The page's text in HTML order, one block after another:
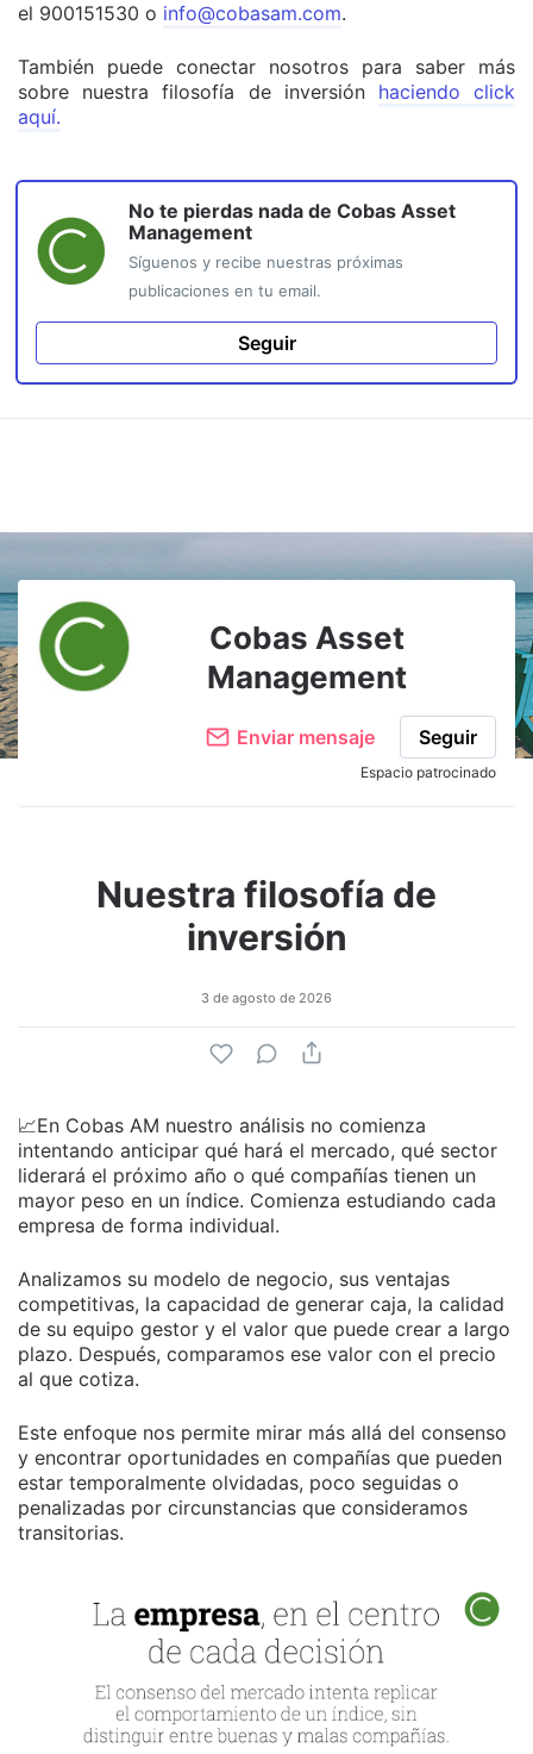
el 900151530 o info@cobasam.com.
También puede conectar nosotros para saber más
sobre nuestra filosofía de inversión haciendo click
aquí.
No te pierdas nada de Cobas Asset
Management
Síguenos y recibe nuestras próximas
publicaciones en tu email.
Seguir
Cobas Asset
Management
Enviar mensaje Seguir
Espacio patrocinado
Nuestra filosofía de
inversión
3 de agosto de 2026
📈En Cobas AM nuestro análisis no comienza
intentando anticipar qué hará el mercado, qué sector
liderará el próximo año o qué compañías tienen un
mayor peso en un índice. Comienza estudiando cada
empresa de forma individual.
Analizamos su modelo de negocio, sus ventajas
competitivas, la capacidad de generar caja, la calidad
de su equipo gestor y el valor que puede crear a largo
plazo. Después, comparamos ese valor con el precio
al que cotiza.
Este enfoque nos permite mirar más allá del consenso
y encontrar oportunidades en compañías que pueden
estar temporalmente olvidadas, poco seguidas o
penalizadas por circunstancias que consideramos
transitorias.